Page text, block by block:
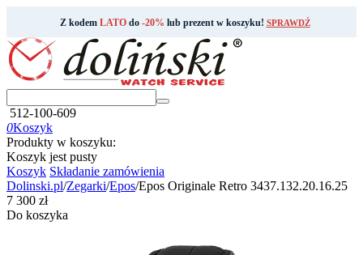
Z kodem LATOdo -20% lub prezent w koszyku! SPRAWDŹ
512-100-609
0Koszyk
Produkty w koszyku:
Koszyk jest pusty
Koszyk Składanie zamówienia
Dolinski.pl/Zegarki/Epos/Epos Originale Retro 3437.132.20.16.25
‍7 300‍ zł
Do koszyka